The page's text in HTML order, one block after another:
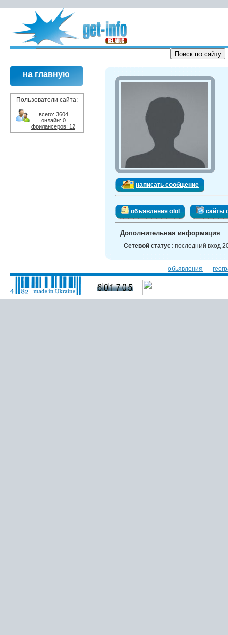
на главную
Пользователи сайта:
всего: 3604
онлайн: 0
фрилансеров: 12
написать сообщение
объявления olol сайты
Дополнительная информация
Сетевой статус: последний вход
обьявления